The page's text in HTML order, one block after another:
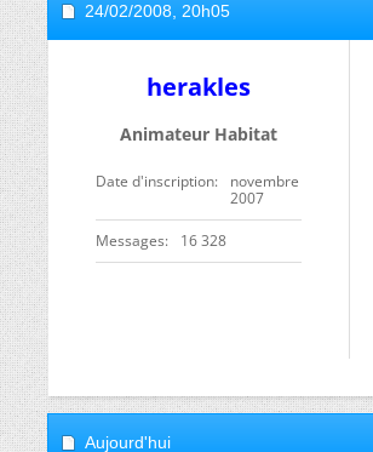
24/02/2008, 20h05
herakles
Animateur Habitat
Date d'inscription
novembre
2007
Messages 16 328
Aujourd'hui